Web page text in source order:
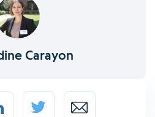
Carayon